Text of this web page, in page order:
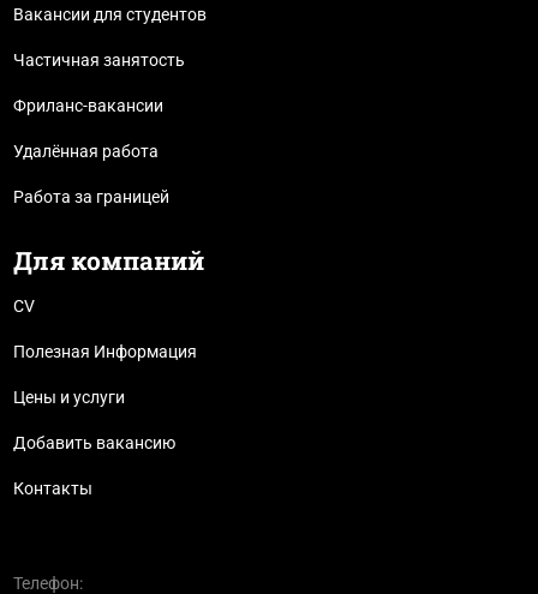
Вакансии для студентов
Частичная занятость
Фриланс-вакансии
Удалённая работа
Работа за границей
Для компаний
CV
Полезная Информация
Цены и услуги
Добавить вакансию
Контакты
Телефон: